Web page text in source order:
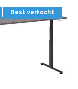
Best verkocht